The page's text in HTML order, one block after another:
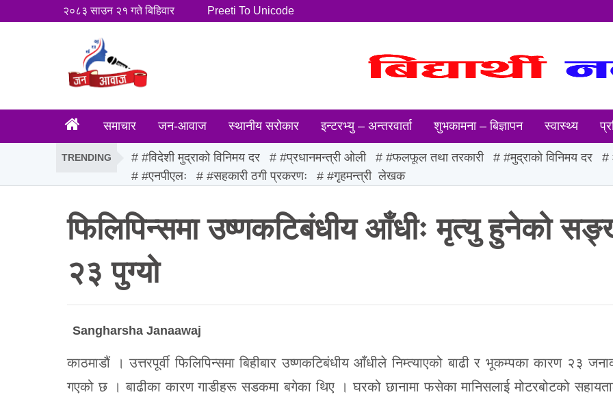
२०८३ साउन २१ गते बिहिवार Preeti To Unicode
समाचार जन-आवाज स्थानीय सरोकार इन्टरभ्यु – अन्तरवार्ता शुभकामना – बिज्ञापन स्वास्थ्य
TRENDING #विदेशी मुद्राको विनिमय दर #प्रधानमन्त्री ओली #फलफूल तथा तरकारी #मुद्राको विनिमय दर
#एनपीएलः
#सहकारी ठगी प्रकरणः #गृहमन्त्री लेखक
फिलिपिन्समा उष्णकटिबंधीय आँधीः मृत्यु हुनेको
२३ पुग्यो
Sangharsha Janaawaj
काठमाडौं । उत्तरपूर्वी फिलिपिन्समा बिहीबार उष्णकटिबंधीय आँधीले निम्त्याएको बाढी र भूकम्पका कारण २३
गएको छ । बाढीका कारण गाडीहरू सडकमा बगेका थिए । घरको छानामा फसेका मानिसलाई मोटरबोटको